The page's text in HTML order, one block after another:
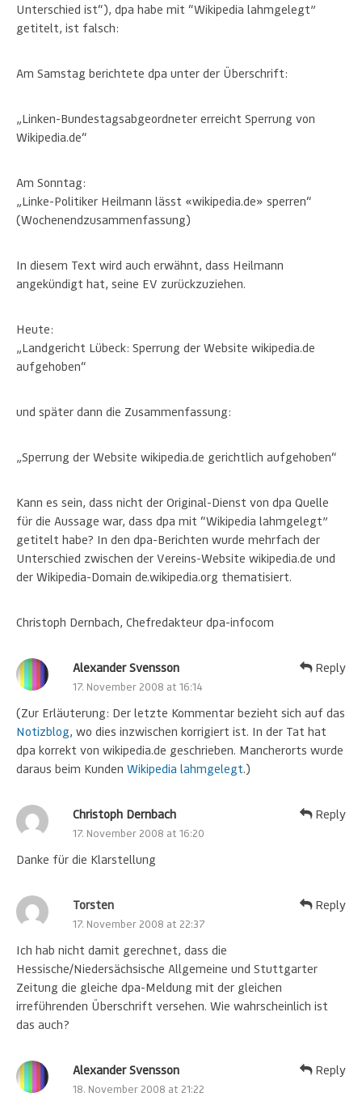
Unterschied ist“), dpa habe mit “Wikipedia lahmgelegt”
getitelt, ist falsch:
Am Samstag berichtete dpa unter der Überschrift:
„Linken-Bundestagsabgeordneter erreicht Sperrung von
Wikipedia.de“
Am Sonntag:
„Linke-Politiker Heilmann lässt «wikipedia.de» sperren“
(Wochenendzusammenfassung)
In diesem Text wird auch erwähnt, dass Heilmann
angekündigt hat, seine EV zurückzuziehen.
Heute:
„Landgericht Lübeck: Sperrung der Website wikipedia.de
aufgehoben“
und später dann die Zusammenfassung:
„Sperrung der Website wikipedia.de gerichtlich aufgehoben“
Kann es sein, dass nicht der Original-Dienst von dpa Quelle
für die Aussage war, dass dpa mit “Wikipedia lahmgelegt”
getitelt habe? In den dpa-Berichten wurde mehrfach der
Unterschied zwischen der Vereins-Website wikipedia.de und
der Wikipedia-Domain de.wikipedia.org thematisiert.
Christoph Dernbach, Chefredakteur dpa-infocom
Alexander Svensson
17. November 2008 at 16:14
(Zur Erläuterung: Der letzte Kommentar bezieht sich auf das
Notizblog, wo dies inzwischen korrigiert ist. In der Tat hat
dpa korrekt von wikipedia.de geschrieben. Mancherorts wurde
daraus beim Kunden Wikipedia lahmgelegt.)
Reply
Christoph Dernbach
17. November 2008 at 16:20
Danke für die Klarstellung
Reply
Torsten
17. November 2008 at 22:37
Ich hab nicht damit gerechnet, dass die
Hessische/Niedersächsische Allgemeine und Stuttgarter
Zeitung die gleiche dpa-Meldung mit der gleichen
irreführenden Überschrift versehen. Wie wahrscheinlich ist
das auch?
Reply
Alexander Svensson
18. November 2008 at 21:22
Reply